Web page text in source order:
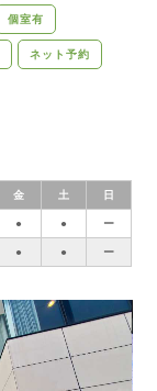
個室有
ネット予約
金 土
日
● ●
ー
● ● ー